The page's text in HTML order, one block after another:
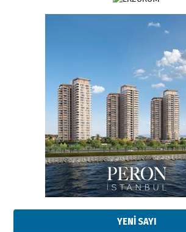
YENİ SAYI
Esat BİNDESEN
Başkan Sekmen’den Erzurum’a
bir vizyon proje daha!
02 Ağustos 2026 Pazar
Kadir SABUNCUOĞLU
Erzurumspor’un köşe taşları
29 Haziran 2026 Pazartesi
Kenan GÜLERCİ